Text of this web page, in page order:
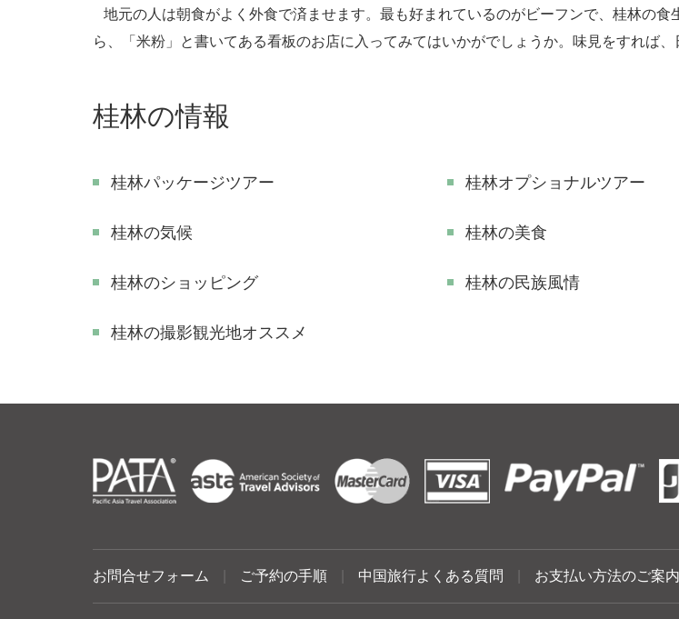
地元の人は朝食がよく外食で済ませます。最も好まれているのがビーフンで、桂林の
ら、「米粉」と書いてある看板のお店に入ってみてはいかがでしょうか。味見をすれば、
桂林の情報
桂林パッケージツアー 桂林オプショナルツアー
桂林の気候 桂林の美食
桂林のショッピング 桂林の民族風情
​桂林の撮影観光地オススメ
お問合せフォーム ご予約の手順 中国旅行よくある質問 お支払い方法のご案内